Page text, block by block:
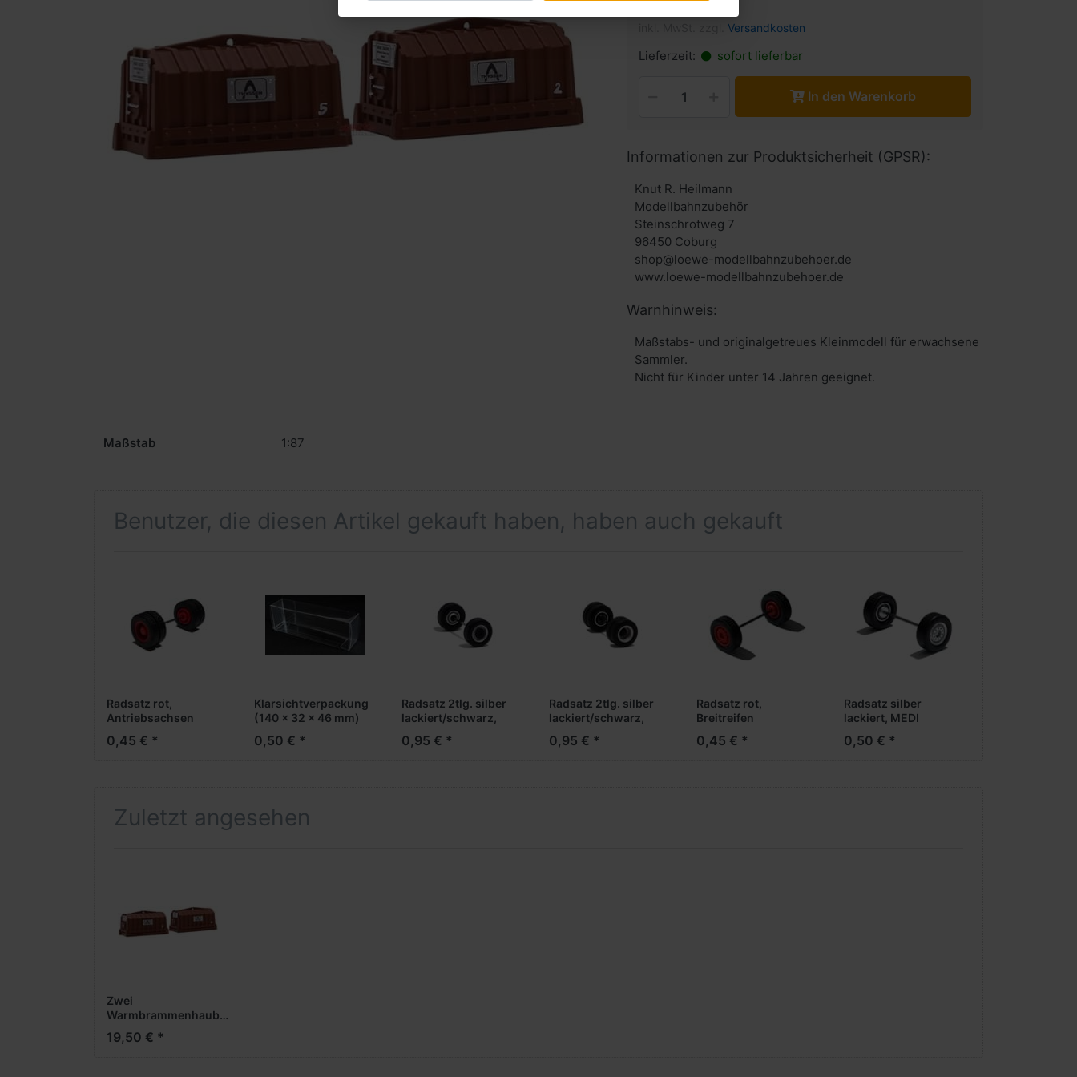
Versandkosten
Lieferzeit: sofort lieferbar
In den Warenkorb
Informationen zur Produktsicherheit (GPSR):
Knut R. Heilmann
Modellbahnzubehör
Steinschrotweg 7
96450 Coburg
shop@loewe-modellbahnzubehoer.de
www.loewe-modellbahnzubehoer.de
Warnhinweis:
Maßstabs- und originalgetreues Kleinmodell für erwachsene
Sammler.
Nicht für Kinder unter 14 Jahren geeignet.
Maßstab 1:87
Benutzer, die diesen Artikel gekauft haben, haben auch gekauft
Radsatz rot,
Antriebsachsen
0,45 € *
Klarsichtverpackung
(140 x 32 x 46 mm)
0,50 € *
Radsatz 2tlg. silber
lackiert/schwarz,
(Vorderachse /
0,95 € *
Radsatz 2tlg. silber
lackiert/schwarz,
Antriebsachse
0,95 € *
Radsatz rot,
Breitreifen
Aufliegerachse)
0,45 € *
Radsatz silber
lackiert, MEDI
(Vorderachse /
0,50 € *
Zuletzt angesehen
Zwei
Warmbrammenhauben
"Thyssen" (2x 65
mm)
19,50 € *